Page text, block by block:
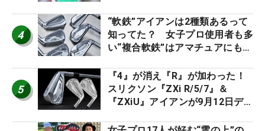
ー』 #女子プロセッティング
4
“軟鉄”アイアンは2種類あるって
知ってた？ 女子プロ使用者も多
い“複合軟鉄”はアマチュアにもオ
5
『4』が消え『R』が加わった！
スリクソン『ZXi R/5/7』＆
『ZXiU』アイアンが9月12日デ